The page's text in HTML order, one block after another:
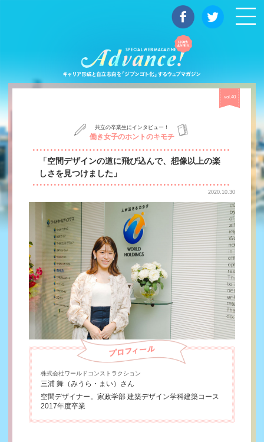
ジン
vol.40
共立の卒業生にインタビュー！
働き女子のホントのキモチ
「空間デザインの道に飛び込んで、想像以上の楽
しさを見つけました」
2020.10.30
株式会社ワールドコンストラクション
三浦 舞（みうら・まい）さん
空間デザイナー。家政学部 建築デザイン学科建築コース
2017年度卒業